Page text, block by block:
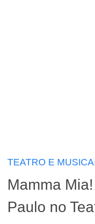
TEATRO E
Mamma
Paulo no